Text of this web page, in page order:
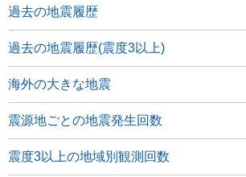
過去の地震履歴
過去の地震履歴(震度3以上)
海外の大きな地震
震源地ごとの地震発生回数
震度3以上の地域別観測回数